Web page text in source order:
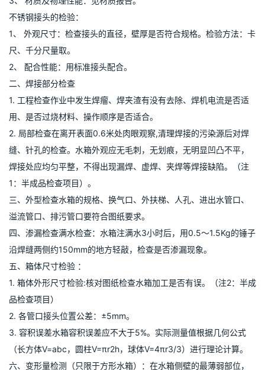
不锈钢水箱检测标准
一、材料检查不锈钢板的检验：
1、 板厚、板宽：检查板材是否和所需的板材规格一致，测量厚度时
取中间和两边三处的平均值。检验方法：用拉尺，千分尺量取。
2、 表面状况：观察板材表面是否有划痕、凹坑、变形，表面光泽是
否均匀。检验方法：目测。
3、 材质及物理性能：见材质报告。
不锈钢接头的检验：
1、 外观尺寸：检查接头的直径，壁厚是否符合规格。检验方法：卡
尺、千分尺量取。
2、 配合性能：用标准接头配合。
二、焊接部分检查
1. 工程检查作业中发生焊瘤、焊夹渣有没有去除、焊机电流是否适
用、是否过烧材料、操作顺序是否适合。
2. 局部检查在离开表面0.6米处肉眼观察,清理焊接的污染源后对焊
缝、针孔的检查。水箱外观应无毛刺，无划痕，无明显凹凸不平，
焊接处应均匀平整，不得出现漏焊、虚焊、夹焊等焊接缺陷。（注
1：半成品检查项目）。
三、外型检查水箱的规格、换气口、外扶梯、人孔、进出水管口、
溢流管口、排污管口要符合图纸要求。